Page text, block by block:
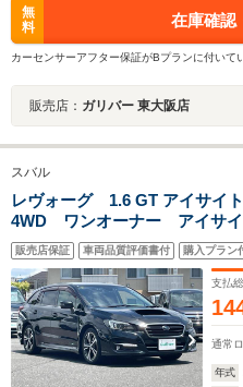
無
料
在庫確認
カーセンサーアフター保証がBプランに付いて
販売店： ガリバー 東大阪店
スバル
レヴォーグ 1.6 GT アイサイ
4WD ワンオーナー アイサ
イト スマートキー プッシ
ックカメラ サイドカメラ パ
ター パドルシフト
販売店保証 車両品質評価書付 購入プラン
支払
通常
年式